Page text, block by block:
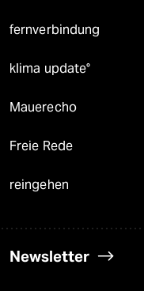
fernverbindung
klima update°
Mauerecho
Freie Rede
reingehen
Newsletter